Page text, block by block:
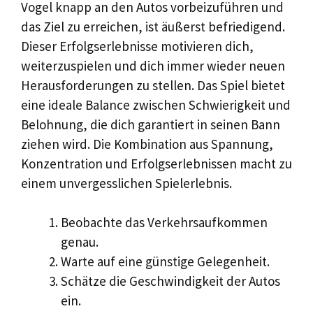
Vogel knapp an den Autos vorbeizuführen und
das Ziel zu erreichen, ist äußerst befriedigend.
Dieser Erfolgserlebnisse motivieren dich,
weiterzuspielen und dich immer wieder neuen
Herausforderungen zu stellen. Das Spiel bietet
eine ideale Balance zwischen Schwierigkeit und
Belohnung, die dich garantiert in seinen Bann
ziehen wird. Die Kombination aus Spannung,
Konzentration und Erfolgserlebnissen macht zu
einem unvergesslichen Spielerlebnis.
Beobachte das Verkehrsaufkommen
genau.
Warte auf eine günstige Gelegenheit.
Schätze die Geschwindigkeit der Autos
ein.